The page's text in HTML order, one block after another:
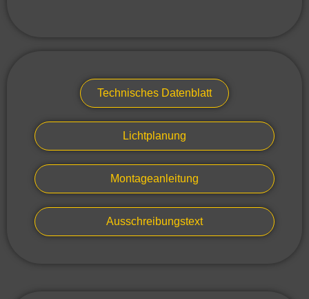
Technisches Datenblatt
Lichtplanung
Montageanleitung
Ausschreibungstext